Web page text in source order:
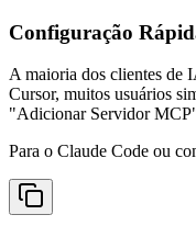
Configuração
A maioria dos clientes de
Cursor, muitos usuários
"Adicionar Servidor
Para o Claude Code ou